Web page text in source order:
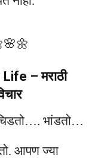
🌸🌼
– मराठी
भांडतो…
आपण ज्या